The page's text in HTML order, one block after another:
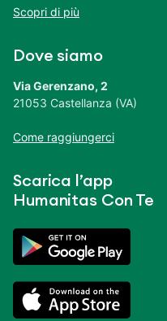
Scopri di più
Dove siamo
Via Gerenzano, 2
21053 Castellanza (VA)
Come raggiungerci
Scarica l’app
Humanitas Con Te